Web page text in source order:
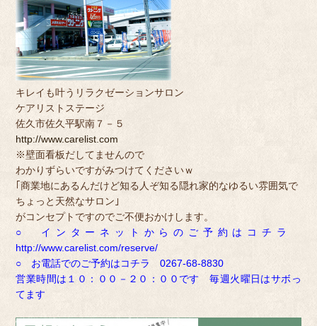
キレイも叶うリラクゼーションサロン
ケアリストステージ
佐久市佐久平駅南７－５
http://www.carelist.com
※壁面看板だしてませんので
わかりずらいですがみつけてくださいｗ
｢商業地にあるんだけど知る人ぞ知る隠れ家的なゆるい雰囲気で
ちょっと天然なサロン｣
がコンセプトですのでご不便おかけします。
○ インターネットからのご予約はコチラ
http://www.carelist.com/reserve/
○ お電話でのご予約はコチラ 0267-68-8830
営業時間は１０：００－２０：００です 毎週火曜日はサボっ
てます